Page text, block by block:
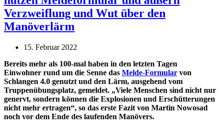
Verzweiflung und Wut über den
Manöverlärm
15. Februar 2022
Bereits mehr als 100-mal haben in den letzten Tagen
Einwohner rund um die Senne das Melde-Formular von
Schlangen 4.0 genutzt und den Lärm, ausgehend vom
Truppenübungsplatz, gemeldet. „Viele Menschen sind nicht nur
genervt, sondern können die Explosionen und Erschütterungen
nicht mehr ertragen“, so das erste Fazit von Martin Nowosad
noch vor dem Ende des laufenden Manövers.